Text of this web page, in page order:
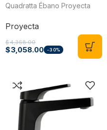
Quadratta Ébano Proyecta
Proyecta
$4,368.00
$3,058.00 -30%